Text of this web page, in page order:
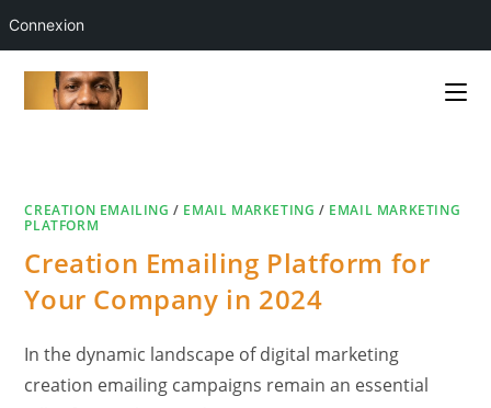
Connexion
CREATION EMAILING / EMAIL MARKETING / EMAIL MARKETING
PLATFORM
Creation Emailing Platform for
Your Company in 2024
In the dynamic landscape of digital marketing
creation emailing campaigns remain an essential